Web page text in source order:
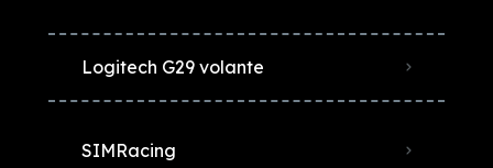
Logitech G29 volante
SIMRacing